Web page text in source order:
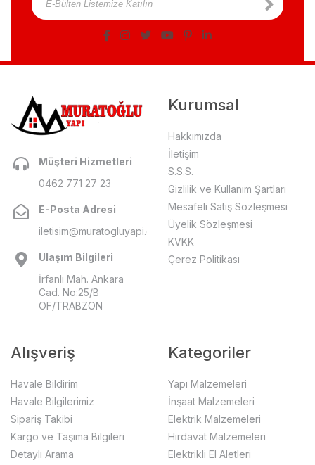
Müşteri Hizmetleri
0462 771 27 23
E-Posta Adresi
iletisim@muratogluyapi.com
Ulaşım Bilgileri
İrfanlı Mah. Ankara
Cad. No:25/B
OF/TRABZON
Kurumsal
Hakkımızda
İletişim
S.S.S.
Gizlilik ve Kullanım Şartları
Mesafeli Satış Sözleşmesi
Üyelik Sözleşmesi
KVKK
Çerez Politikası
Alışveriş
Havale Bildirim
Havale Bilgilerimiz
Sipariş Takibi
Kargo ve Taşıma Bilgileri
Detaylı Arama
Kategoriler
Yapı Malzemeleri
İnşaat Malzemeleri
Elektrik Malzemeleri
Hırdavat Malzemeleri
Elektrikli El Aletleri